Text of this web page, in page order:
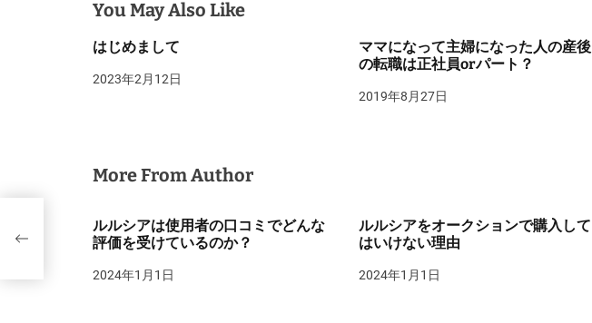
You May Also Like
はじめまして
2023年2月12日
ママになって主婦になった人の産後
の転職は正社員orパート？
2019年8月27日
More From Author
ルルシアは使用者の口コミでどんな
評価を受けているのか？
2024年1月1日
ルルシアをオークションで購入して
はいけない理由
2024年1月1日